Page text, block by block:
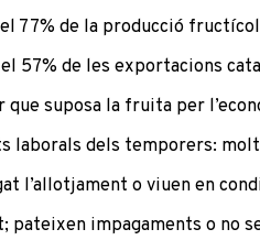
77% de la producció
57% de les exportacions
que suposa la fruita per
laborals dels temporers:
l’allotjament o viuen en
pateixen impagaments o no